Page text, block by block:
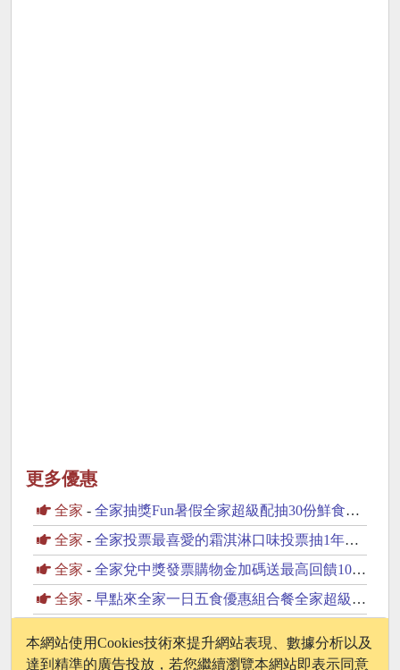
更多優惠
全家 - 全家抽獎Fun暑假全家超級配抽30份鮮食咖啡飲品
全家 - 全家投票最喜愛的霜淇淋口味投票抽1年份霜淇淋
全家 - 全家兌中獎發票購物金加碼送最高回饋100元購物金
全家 - 早點來全家一日五食優惠組合餐全家超級配抽30份鮮食
本網站使用Cookies技術來提升網站表現、數據分析以及
達到精準的廣告投放，若您繼續瀏覽本網站即表示同意